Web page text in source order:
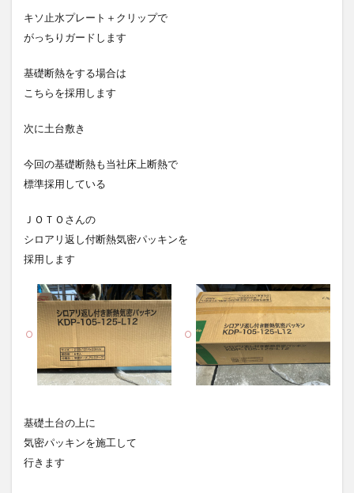
キソ止水プレート＋クリップで
がっちりガードします
基礎断熱をする場合は
こちらを採用します
次に土台敷き
今回の基礎断熱も当社床上断熱で
標準採用している
ＪＯＴＯさんの
シロアリ返し付断熱気密パッキンを
採用します
基礎土台の上に
気密パッキンを施工して
行きます